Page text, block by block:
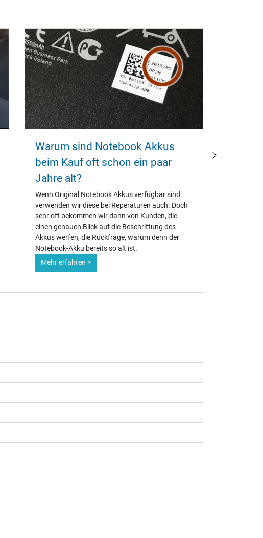
Warum sind Notebook Akkus
beim Kauf oft schon ein paar
Jahre alt?
Wenn Original Notebook Akkus verfügbar sind
verwenden wir diese bei Reperaturen auch. Doch
sehr oft bekommen wir dann von Kunden, die
einen genauen Blick auf die Beschriftung des
Akkus werfen, die Rückfrage, warum denn der
Notebook-Akku bereits so alt ist.
Mehr erfahren >